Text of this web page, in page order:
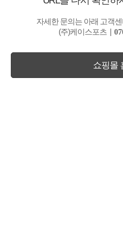
자세한 문의는 아래 고객
(주)케이스포츠|
쇼핑몰